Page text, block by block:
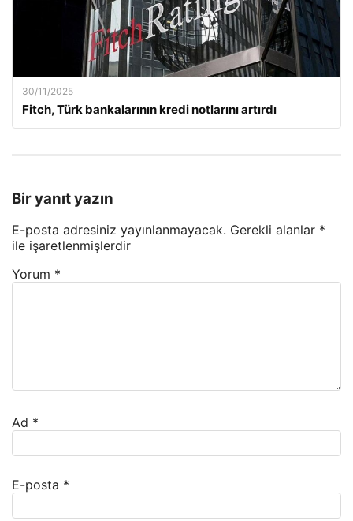
30/11/2025
Fitch, Türk bankalarının kredi notlarını artırdı
Bir yanıt yazın
E-posta adresiniz yayınlanmayacak. Gerekli alanlar *
ile işaretlenmişlerdir
Yorum *
Ad *
E-posta *